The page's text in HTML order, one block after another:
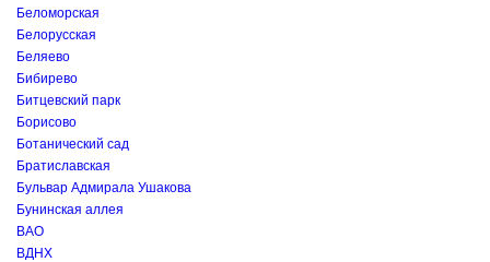
Беломорская
Белорусская
Беляево
Бибирево
Битцевский парк
Борисово
Ботанический сад
Братиславская
Бульвар Адмирала Ушакова
Бунинская аллея
ВАО
ВДНХ